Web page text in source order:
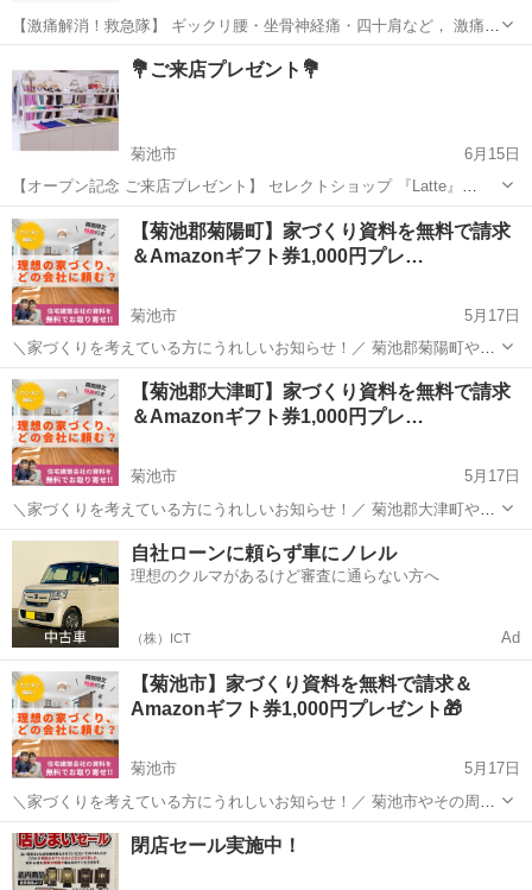
【激痛解消！救急隊】 ギックリ腰・坐骨神経痛・四十肩など， 激痛で
動けない時は，無理をせずに すぐに！お電話ください。 激痛解消専門
の整体師が急行し， お客様の激痛を改善いたします！ （女性のお宅に
は，女性スタッ...
その他 お客様
💐‎ご来店プレゼント💐‎
菊池市
6月15日
【オープン記念 ご来店プレゼント】 セレクトショップ 『Latte』
OPENキャンペーン実施中🎉 ご来店頂きました皆様に 今からの時期に
大活躍する シアーソックスをプレゼント！ デザイン各種ご用...
熊本 菊池市 その他
【菊池郡菊陽町】家づくり資料を無料で請求
＆Amazonギフト券1,000円プレ…
菊池市
5月17日
＼家づくりを考えている方にうれしいお知らせ！／ 菊池郡菊陽町やそ
の周辺でマイホームを検討中の方へ 地元の信頼できる工務店の資料を
✅完全無料で一括取り寄せ！ ✅建築エリアを選ぶだけで簡単！ ✅さら
に今だけ、Am...
熊本 菊池市 その他 無料
【菊池郡大津町】家づくり資料を無料で請求
＆Amazonギフト券1,000円プレ…
菊池市
5月17日
＼家づくりを考えている方にうれしいお知らせ！／ 菊池郡大津町やそ
の周辺でマイホームを検討中の方へ 地元の信頼できる工務店の資料を
✅完全無料で一括取り寄せ！ ✅建築エリアを選ぶだけで簡単！ ✅さら
に今だけ、Am...
熊本 菊池市 その他 無料
自社ローンに頼らず車にノレル
理想のクルマがあるけど審査に通らない方へ
（株）ICT Ad
【菊池市】家づくり資料を無料で請求＆
Amazonギフト券1,000円プレゼント🎁
菊池市
5月17日
＼家づくりを考えている方にうれしいお知らせ！／ 菊池市やその周辺
でマイホームを検討中の方へ 地元の信頼できる工務店の資料を ✅完全
無料で一括取り寄せ！ ✅建築エリアを選ぶだけで簡単！ ✅さらに今だ
け、Amazo...
熊本 菊池市 その他 無料
閉店セール実施中！